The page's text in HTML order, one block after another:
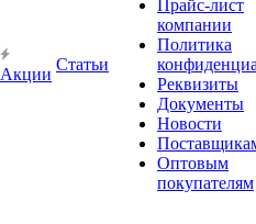
Акции
Статьи
Прайс-лист
компании
Политика
Реквизиты
Документы
Новости
Оптовым
покупателям